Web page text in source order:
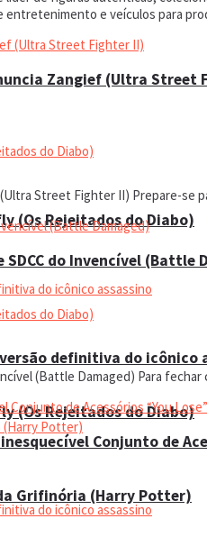
(Os Rejeitados do Diabo)
(Os Rejeitados do Diabo)
versão definitiva do icônico
Grifinória (Harry Potter)
entretenimento e veículos para
Zangief (Ultra Street
Street Fighter II) Prepare-se
do Invencível (Battle
(Battle Damaged) Para fechar
Conjunto de